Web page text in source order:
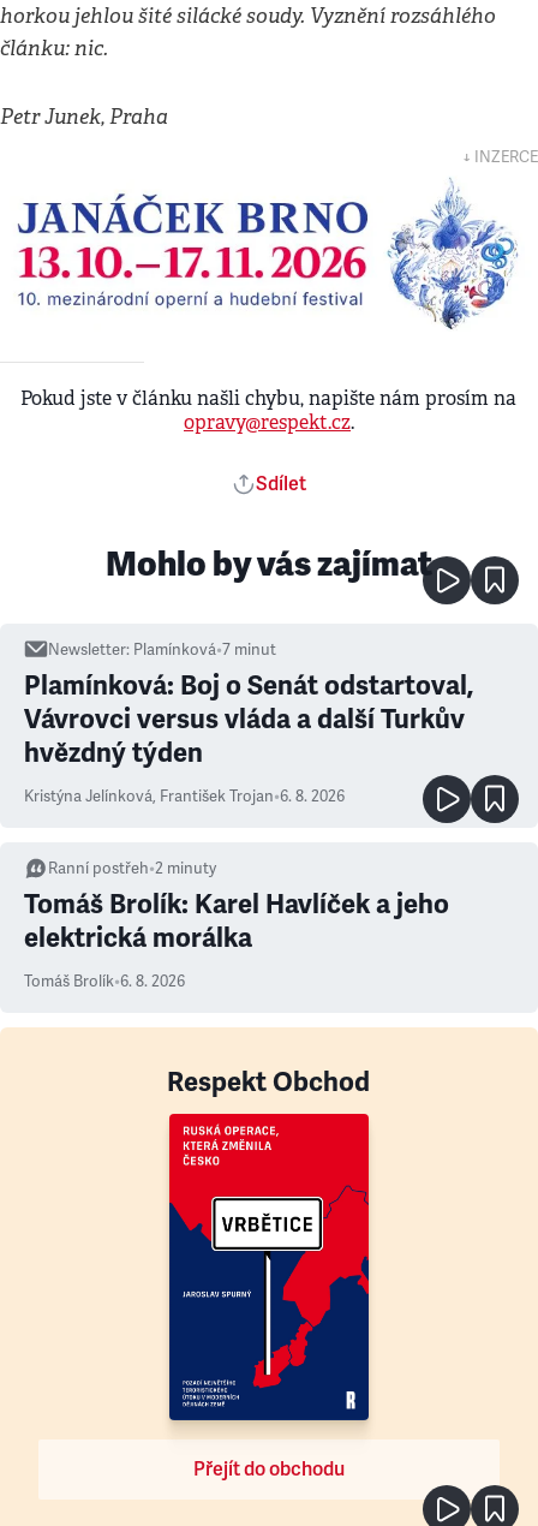
horkou jehlou šité silácké soudy. Vyznění rozsáhlého
článku: nic.
Petr Junek, Praha
↓ INZERCE
Pokud jste v článku našli chybu, napište nám prosím na
opravy@respekt.cz.
Sdílet
Mohlo by vás zajímat
Newsletter: Plamínková•7 minut
Plamínková: Boj o Senát odstartoval,
Vávrovci versus vláda a další Turkův
hvězdný týden
Kristýna Jelínková, František Trojan•6. 8. 2026
Ranní postřeh•2 minuty
Tomáš Brolík: Karel Havlíček a jeho
elektrická morálka
Tomáš Brolík•6. 8. 2026
Respekt Obchod
Přejít do obchodu